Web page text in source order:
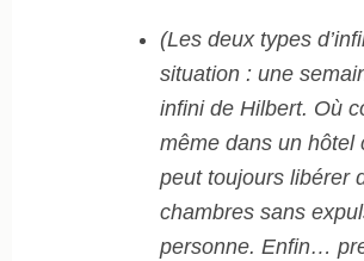
(Les deux types
situation : une
infini de Hilbert. Où
même dans un hôtel
peut toujours libérer
chambres sans
personne. Enfin…